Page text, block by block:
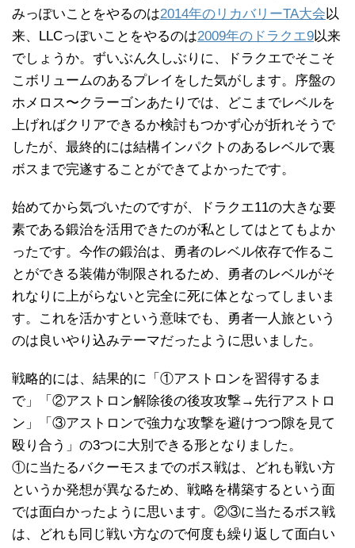
みっぽいことをやるのは2014年のリカバリーTA大会以
来、LLCっぽいことをやるのは2009年のドラクエ9以来
でしょうか。ずいぶん久しぶりに、ドラクエでそこそ
こボリュームのあるプレイをした気がします。序盤の
ホメロス〜クラーゴンあたりでは、どこまでレベルを
上げればクリアできるか検討もつかず心が折れそうで
したが、最終的には結構インパクトのあるレベルで裏
ボスまで完遂することができてよかったです。
始めてから気づいたのですが、ドラクエ11の大きな要
素である鍛治を活用できたのが私としてはとてもよか
ったです。今作の鍛治は、勇者のレベル依存で作るこ
とができる装備が制限されるため、勇者のレベルがそ
れなりに上がらないと完全に死に体となってしまいま
す。これを活かすという意味でも、勇者一人旅という
のは良いやり込みテーマだったように思いました。
戦略的には、結果的に「①アストロンを習得するま
で」「②アストロン解除後の後攻攻撃→先行アストロ
ン」「③アストロンで強力な攻撃を避けつつ隙を見て
殴り合う」の3つに大別できる形となりました。
①に当たるバクーモスまでのボス戦は、どれも戦い方
というか発想が異なるため、戦略を構築するという面
では面白かったように思います。②③に当たるボス戦
は、どれも同じ戦い方なので何度も繰り返して面白い